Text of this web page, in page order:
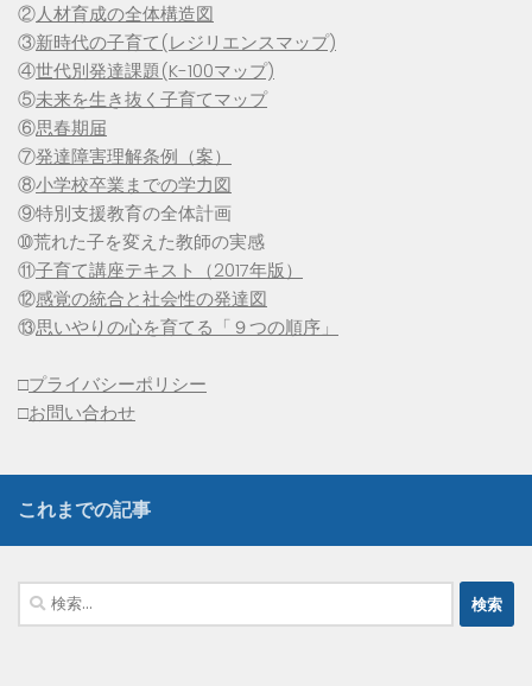
②人材育成の全体構造図
③新時代の子育て(レジリエンスマップ)
④世代別発達課題(K-100マップ)
⑤未来を生き抜く子育てマップ
⑥思春期届
⑦発達障害理解条例（案）
⑧小学校卒業までの学力図
⑨特別支援教育の全体計画
➉荒れた子を変えた教師の実感
⑪子育て講座テキスト（2017年版）
⑫感覚の統合と社会性の発達図
⑬思いやりの心を育てる「９つの順序」
□プライバシーポリシー
□お問い合わせ
これまでの記事
検
索: